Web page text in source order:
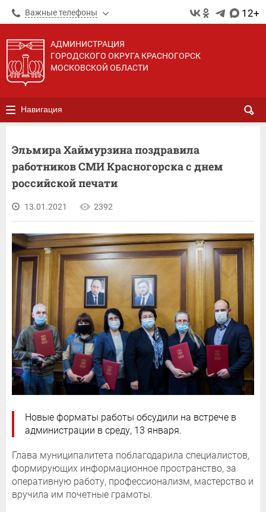
Важные телефоны 12+
АДМИНИСТРАЦИЯ
ГОРОДСКОГО ОКРУГА КРАСНОГОРСК
МОСКОВСКОЙ ОБЛАСТИ
Навигация
Эльмира Хаймурзина поздравила
работников СМИ Красногорска с днем
российской печати
13.01.2021 2392
Новые форматы работы обсудили на встрече в
администрации в среду, 13 января.
Глава муниципалитета поблагодарила специалистов,
формирующих информационное пространство, за
оперативную работу, профессионализм, мастерство и
вручила им почетные грамоты.